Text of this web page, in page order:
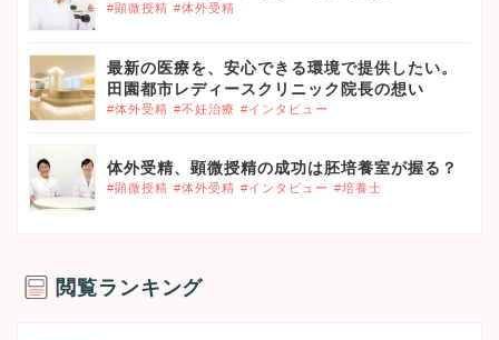
#顕微授精 #体外受精
最新の医療を、安心できる環境で提供したい。
田園都市レディースクリニック院長の想い
#体外受精 #不妊治療 #インタビュー
体外受精、顕微授精の成功は胚培養室が握る？
#顕微授精 #体外受精 #インタビュー #培養士
閲覧ランキング